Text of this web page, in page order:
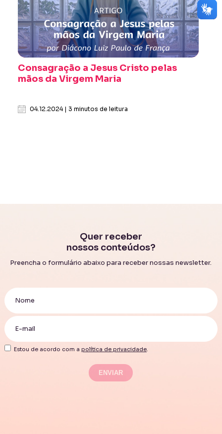
Consagração a Jesus Cristo pelas
mãos da Virgem Maria
04.12.2024 | 3 minutos de leitura
Quer receber
nossos conteúdos?
Preencha o formulário abaixo para receber nossas newsletter.
Estou de acordo com a política de privacidade.